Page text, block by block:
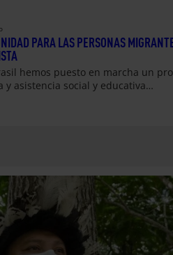
PARA LAS PERSONAS
hemos puesto en marcha un
y asistencia social y educativa…